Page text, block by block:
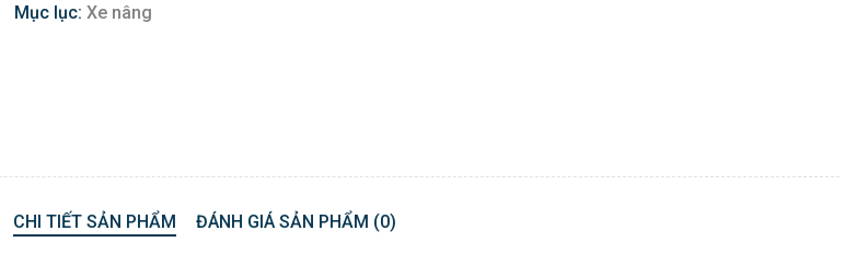
Mục lục: Xe nâng
CHI TIẾT SẢN PHẨM ĐÁNH GIÁ SẢN PHẨM (0)